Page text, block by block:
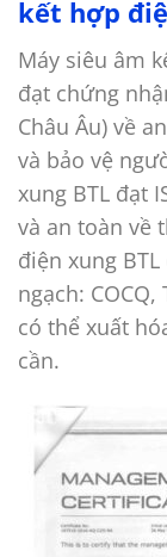
kết hợp
Máy siêu âm
đạt chứng
Châu Âu) về
và bảo vệ
xung BTL đạt
và an toàn về
điện xung
ngạch:
có thể xuất
cần.